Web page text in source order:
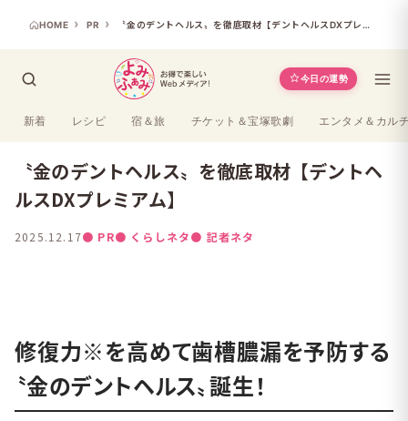
HOME PR 〝金のデントヘルス〟を徹底取材【デントヘルスDXプレミアム】
今日の運勢
新着 レシピ 宿＆旅 チケット＆宝塚歌劇 エンタメ＆カル
〝金のデントヘルス〟を徹底取材【デントヘ
ルスDXプレミアム】
2025.12.17● PR● くらしネタ● 記者ネタ
修復力※を高めて歯槽膿漏を予防する
〝金のデントヘルス〟誕生！